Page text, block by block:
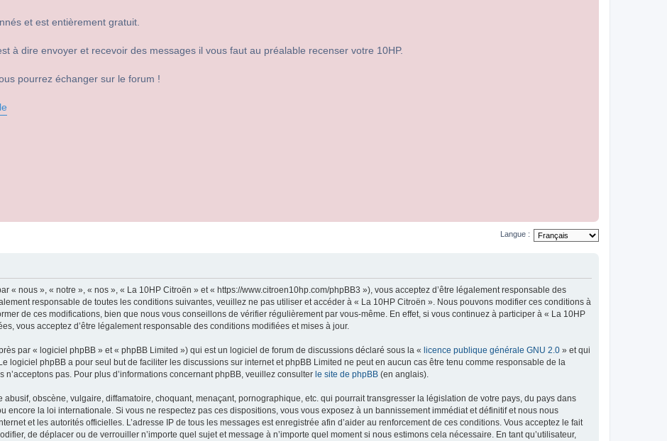
et est entièrement gratuit.
à dire envoyer et recevoir des messages il vous faut au préalable recenser votre 10HP.
pourrez échanger sur le forum !
Langue :
« nous », « notre », « nos », « La 10HP Citroën » et « https://www.citroen10hp.com/phpBB3 »), vous acceptez d’être légalement responsable des
responsable de toutes les conditions suivantes, veuillez ne pas utiliser et accéder à « La 10HP Citroën ». Nous pouvons modifier ces conditions à
de ces modifications, bien que nous vous conseillons de vérifier régulièrement par vous-même. En effet, si vous continuez à participer à « La 10HP
vous acceptez d’être légalement responsable des conditions modifiées et mises à jour.
par « logiciel phpBB » et « phpBB Limited ») qui est un logiciel de forum de discussions déclaré sous la « licence publique générale GNU 2.0 » et qui
logiciel phpBB a pour seul but de faciliter les discussions sur internet et phpBB Limited ne peut en aucun cas être tenu comme responsable de la
pas. Pour plus d’informations concernant phpBB, veuillez consulter le site de phpBB (en anglais).
obscène, vulgaire, diffamatoire, choquant, menaçant, pornographique, etc. qui pourrait transgresser la législation de votre pays, du pays dans
encore la loi internationale. Si vous ne respectez pas ces dispositions, vous vous exposez à un bannissement immédiat et définitif et nous nous
et les autorités officielles. L’adresse IP de tous les messages est enregistrée afin d’aider au renforcement de ces conditions. Vous acceptez le fait
de déplacer ou de verrouiller n’importe quel sujet et message à n’importe quel moment si nous estimons cela nécessaire. En tant qu’utilisateur,